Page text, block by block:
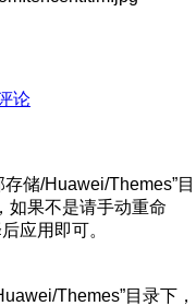
论
储/Huawei/Themes”目
如果不是请手动重命
应用即可。
Themes”目录下，